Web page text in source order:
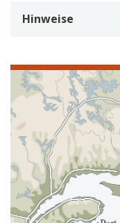
Hinweise